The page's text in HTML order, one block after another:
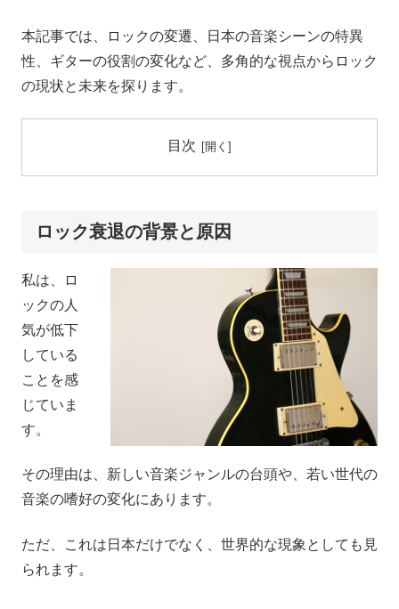
本記事では、ロックの変遷、日本の音楽シーンの特異
性、ギターの役割の変化など、多角的な視点からロック
の現状と未来を探ります。
目次
ロック衰退の背景と原因
私は、ロ
ックの人
気が低下
している
ことを感
じていま
す。
その理由は、新しい音楽ジャンルの台頭や、若い世代の
音楽の嗜好の変化にあります。
ただ、これは日本だけでなく、世界的な現象としても見
られます。